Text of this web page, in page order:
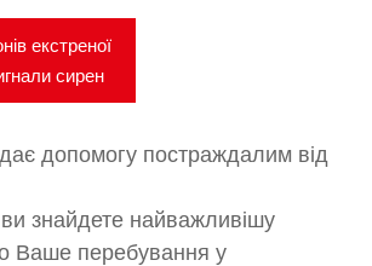
екстреної
сирен
допомогу постраждалим від
ви знайдете найважливішу
Ваше перебування у